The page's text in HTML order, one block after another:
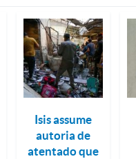
Isis assume
autoria de
atentado que